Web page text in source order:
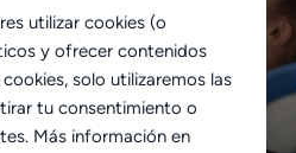
utilizar cookies (o
y ofrecer contenidos
solo utilizaremos las
tu consentimiento o
Más información en